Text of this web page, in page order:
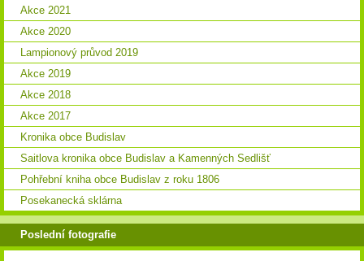
Akce 2021
Akce 2020
Lampionový průvod 2019
Akce 2019
Akce 2018
Akce 2017
Kronika obce Budislav
Saitlova kronika obce Budislav a Kamenných Sedlišť
Pohřební kniha obce Budislav z roku 1806
Posekanecká sklárna
Poslední fotografie